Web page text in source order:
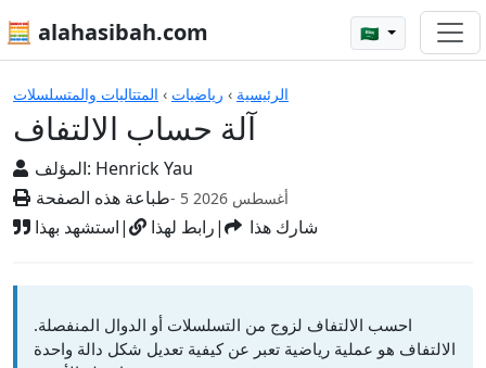
🧮 alahasibah.com 🇸🇦
الرئيسية › رياضيات › المتتاليات والمتسلسلات
آلة حساب الالتفاف
المؤلف: Henrick Yau
طباعة هذه الصفحة
- 5 أغسطس 2026
استشهد بهذا| رابط لهذا| شارك هذا
الآلات الحاسبة
احسب الالتفاف لزوج من التسلسلات أو الدوال المنفصلة.
الالتفاف هو عملية رياضية تعبر عن كيفية تعديل شكل دالة واحدة